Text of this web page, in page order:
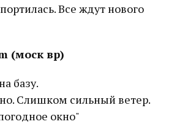
Все ждут нового
(моск вр)
базу.
Слишком сильный ветер.
окно"